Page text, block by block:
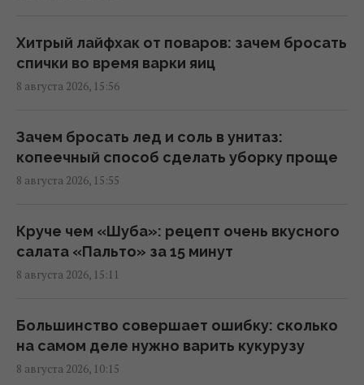
Рыб выпустили за сотни километров от
дома: через два года они вернулись
Выглядит недовольным и является
мастером маскировки: что известно об
Римлянин, возможно, коллекционировал
23:23 суббота, 08 августа 2026
Хитрый лайфхак от поваров: зачем бросать
спички во время варки яиц
8 августа 2026, 15:56
Зачем бросать лед и соль в унитаз:
копеечный способ сделать уборку проще
8 августа 2026, 15:55
Круче чем «Шуба»: рецепт очень вкусного
салата «Пальто» за 15 минут
8 августа 2026, 15:11
Большинство совершает ошибку: сколько
на самом деле нужно варить кукурузу
8 августа 2026, 10:15